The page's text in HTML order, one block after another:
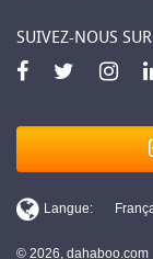
SUIVEZ-NOUS SUR
© 2026, dahaboo.com